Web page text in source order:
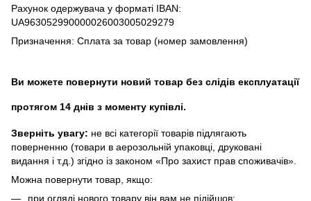
Рахунок одержувача у форматі IBAN:
UA963052990000026003005029279
Призначення: Сплата за товар (номер замовлення)
Ви можете повернути новий товар без слідів експлуатації
протягом 14 днів з моменту купівлі.
Зверніть увагу: не всі категорії товарів підлягають
поверненню (товари в аерозольній упаковці, друковані
видання і т.д.) згідно із законом «Про захист прав споживачів».
Можна повернути товар, якщо:
при огляді нового товару він вам не підійшов;